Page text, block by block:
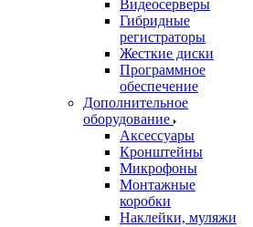
Видеосерверы
Гибридные
регистраторы
Жесткие диски
Программное
обеспечение
Дополнительное
оборудование
Аксессуары
Кронштейны
Микрофоны
Монтажные
коробки
Наклейки, муляжи